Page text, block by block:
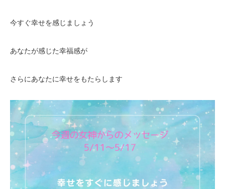
今すぐ幸せを感じましょう
あなたが感じた幸福感が
さらにあなたに幸せをもたらします